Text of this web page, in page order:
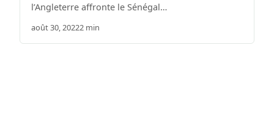
l’Angleterre affronte le Sénégal…
août 30, 20222 min